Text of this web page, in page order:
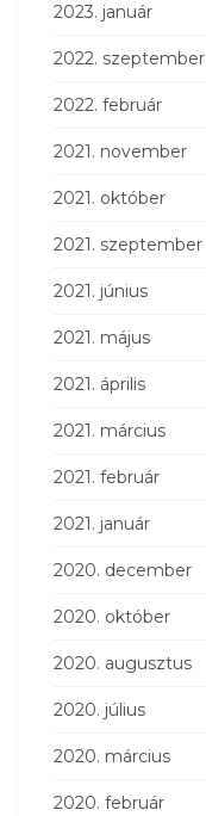
2023. január
2022. szeptember
2022. február
2021. november
2021. október
2021. szeptember
2021. június
2021. május
2021. április
2021. március
2021. február
2021. január
2020. december
2020. október
2020. augusztus
2020. július
2020. március
2020. február